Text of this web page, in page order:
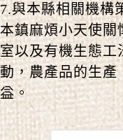
7.與本縣相關機構
本鎮麻煩小天使關
室以及有機生態工
動，農產品的生產
益。